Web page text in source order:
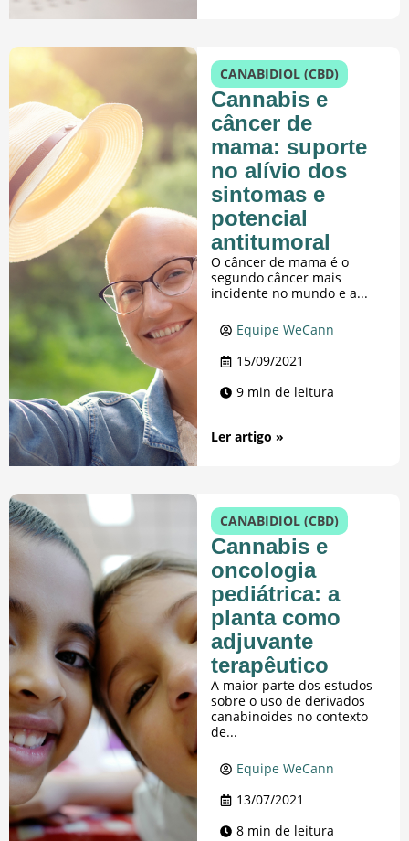
CANABIDIOL (CBD)
Cannabis e
câncer de
mama: suporte
no alívio dos
sintomas e
potencial
antitumoral
O câncer de mama é o
segundo câncer mais
incidente no mundo e a...
Equipe WeCann
15/09/2021
9 min de leitura
Ler artigo »
CANABIDIOL (CBD)
Cannabis e
oncologia
pediátrica: a
planta como
adjuvante
terapêutico
A maior parte dos estudos
sobre o uso de derivados
canabinoides no contexto
de...
Equipe WeCann
13/07/2021
8 min de leitura